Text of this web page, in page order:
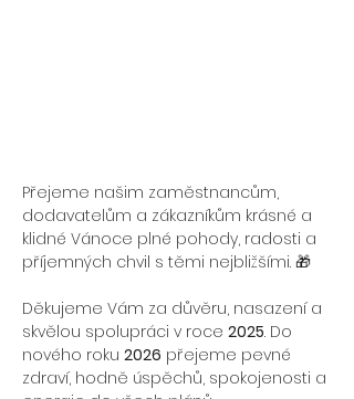
Přejeme našim zaměstnancům,
dodavatelům a zákazníkům krásné a
klidné Vánoce plné pohody, radosti a
příjemných chvil s těmi nejbližšími. 🎁
Děkujeme Vám za důvěru, nasazení a
skvělou spolupráci v roce 2025. Do
nového roku 2026 přejeme pevné
zdraví, hodně úspěchů, spokojenosti a